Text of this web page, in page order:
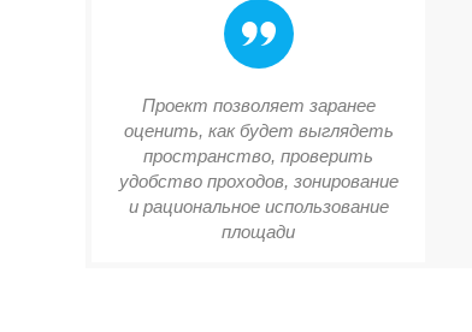
Проект позволяет заранее
оценить, как будет выглядеть
пространство, проверить
удобство проходов, зонирование
и рациональное использование
площади